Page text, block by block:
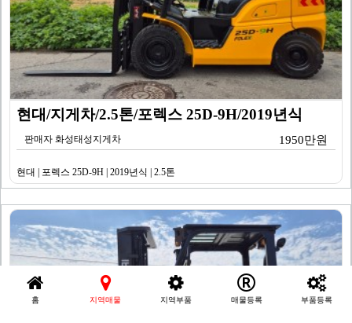
현대/지게차/2.5톤/포렉스 25D-9H/2019년식
판매자 화성태성지게차 1950만원
현대 | 포렉스 25D-9H | 2019년식 | 2.5톤
홈 지역매물 지역부품 매물등록 부품등록